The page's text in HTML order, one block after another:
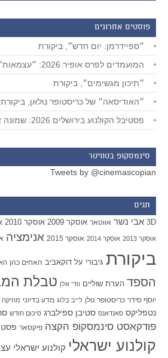
פוסטים אחרונים
״ספיידרמן: יום חדש״, ביקורת
המועמדים לפרס אופיר 2026: ״עצמאות״ מוביל
״תיכון מגשימים״, ביקורת
״האודיסאה״ של כריסטופר נולאן, ביקורת
פסטיבל הקולנוע בירושלים 2026: שמונה או תשע המלצות
סינמסקופ בטוויטר
Tweets by @cinemascopian
תגים
3D אבי נשר אווטאר אוסקר 2009 אוסקר 2010
אוסקר 2013 אוסקר 2014 אוסקר 2015 אנימציה
ביקורת גיבורי על דוקאביב האחים כהן
הספד הערת שוליים וודי אלן טבלת
יוסף סידר כריסטופר נולן לייב בלוג מדע בדיוני מוזיקה
נטפליקס סאנדאנס סטיבן ספילברג סיכום חודש
פודקאסט סינמסקופ הקצה פיקסאר
קולנוע ישראלי קולנוע ישראלי